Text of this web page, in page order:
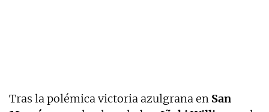
Tras la polémica victoria azulgrana en San